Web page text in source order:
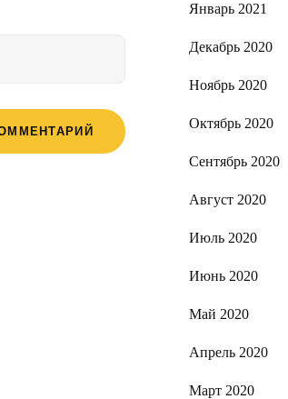
Январь 2021
Декабрь 2020
Ноябрь 2020
Октябрь 2020
Сентябрь 2020
Август 2020
Июль 2020
Июнь 2020
Май 2020
Апрель 2020
Март 2020